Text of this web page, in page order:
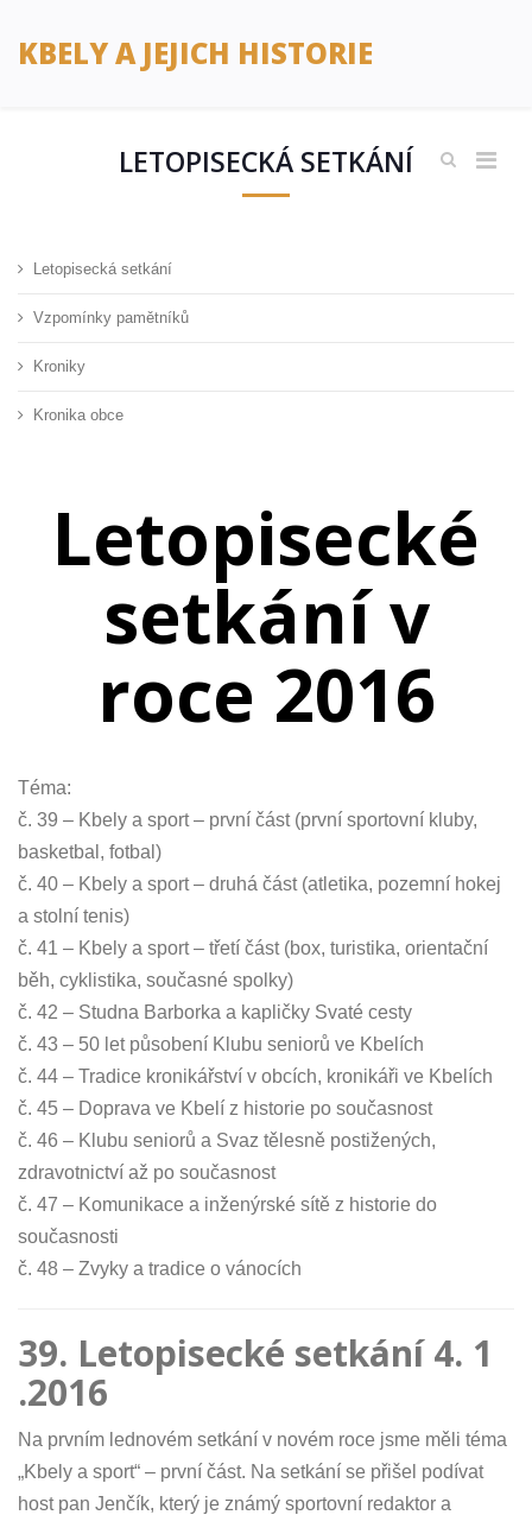
KBELY A JEJICH HISTORIE
LETOPISECKÁ SETKÁNÍ
Letopisecká setkání
Vzpomínky pamětníků
Kroniky
Kronika obce
Letopisecké
setkánív
roce 2016
Téma:
č. 39 – Kbely a sport – první část (první sportovní kluby,
basketbal, fotbal)
č. 40 – Kbely a sport – druhá část (atletika, pozemní hokej
a stolní tenis)
č. 41 – Kbely a sport – třetí část (box, turistika, orientační
běh, cyklistika, současné spolky)
č. 42 – Studna Barborka a kapličky Svaté cesty
č. 43 – 50 let působení Klubu seniorů ve Kbelích
č. 44 – Tradice kronikářství v obcích, kronikáři ve Kbelích
č. 45 – Doprava ve Kbelí z historie po současnost
č. 46 – Klubu seniorů a Svaz tělesně postižených,
zdravotnictví až po současnost
č. 47 – Komunikace a inženýrské sítě z historie do
současnosti
č. 48 – Zvyky a tradice o vánocích
39. Letopisecké setkání 4. 1
.2016
Na prvním lednovém setkání v novém roce jsme měli téma
„Kbely a sport“ – první část. Na setkání se přišel podívat
host pan Jenčík, který je známý sportovní redaktor a